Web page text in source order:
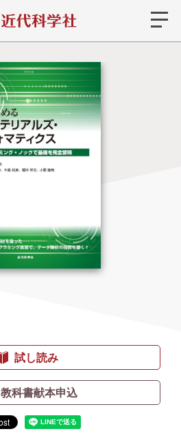
試し読み
教科書献本申込